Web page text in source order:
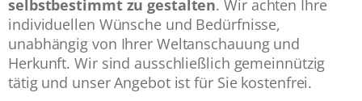
selbstbestimmt zu gestalten. Wir achten Ihre
individuellen Wünsche und Bedürfnisse,
unabhängig von Ihrer Weltanschauung und
Herkunft. Wir sind ausschließlich gemeinnützig
tätig und unser Angebot ist für Sie kostenfrei.